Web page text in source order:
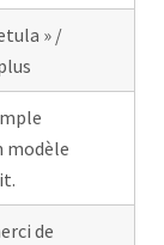
» /
modèle
de